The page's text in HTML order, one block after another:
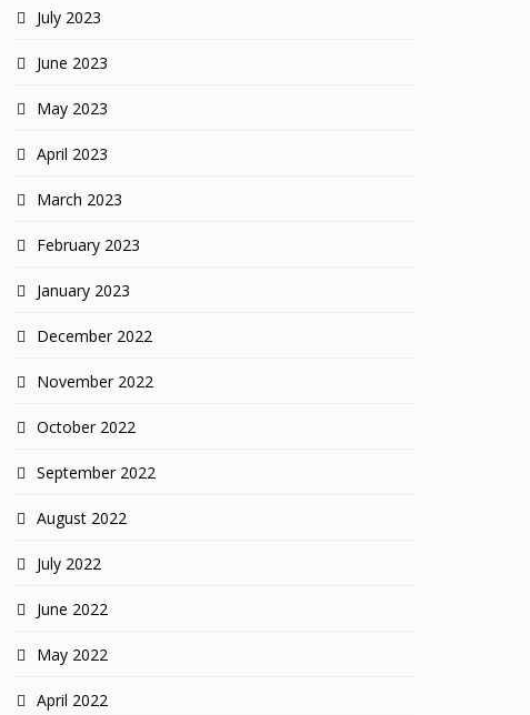
July 2023
June 2023
May 2023
April 2023
March 2023
February 2023
January 2023
December 2022
November 2022
October 2022
September 2022
August 2022
July 2022
June 2022
May 2022
April 2022